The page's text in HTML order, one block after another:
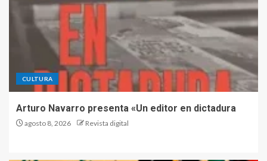
CULTURA
Arturo Navarro presenta «Un editor en dictadura
agosto 8, 2026 Revista digital